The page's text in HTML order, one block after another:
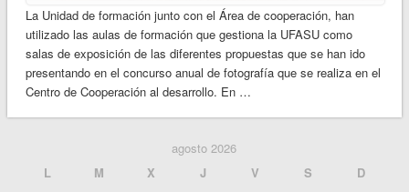
La Unidad de formación junto con el Área de cooperación, han
utilizado las aulas de formación que gestiona la UFASU como
salas de exposición de las diferentes propuestas que se han ido
presentando en el concurso anual de fotografía que se realiza en el
Centro de Cooperación al desarrollo. En …
agosto 2026
L
M X J V S
D